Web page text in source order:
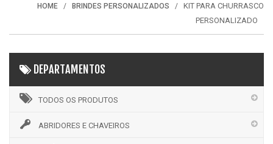
HOME BRINDES PERSONALIZADOS
KIT PARA CHURRASCO
PERSONALIZADO
DEPARTAMENTOS
TODOS OS PRODUTOS
ABRIDORES E CHAVEIROS